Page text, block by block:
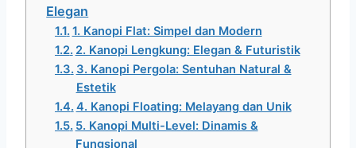
Elegan
1. Kanopi Flat: Simpel dan Modern
2. Kanopi Lengkung: Elegan & Futuristik
3. Kanopi Pergola: Sentuhan Natural &
Estetik
4. Kanopi Floating: Melayang dan Unik
5. Kanopi Multi-Level: Dinamis &
Fungsional